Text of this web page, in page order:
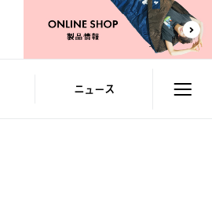
ニュース